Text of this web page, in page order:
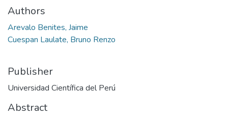
Authors
Arevalo Benites, Jaime
Cuespan Laulate, Bruno Renzo
Publisher
Universidad Científica del Perú
Abstract